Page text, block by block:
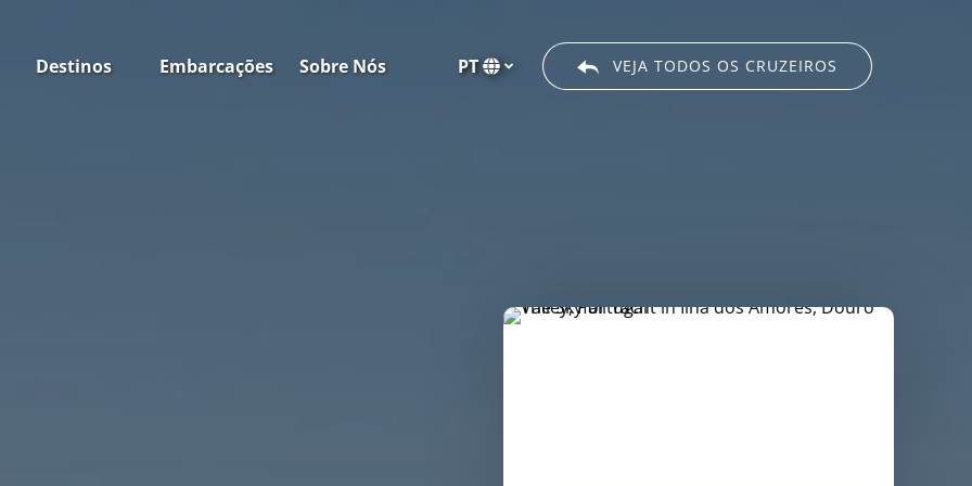
Destinos
Menu
Embarcações Sobre Nós
Menu
Selecione
PT VEJA TODOS OS CRUZEIROS